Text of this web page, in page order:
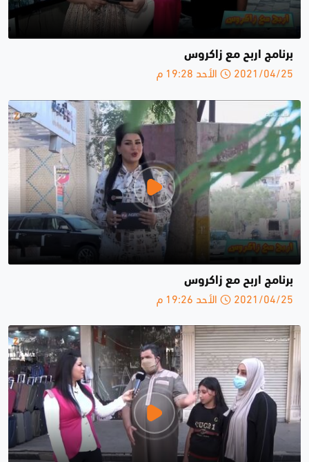
برنامج اربح مع زاكروس
2021/04/25 الأحد 19:28 م
برنامج اربح مع زاكروس
2021/04/25 الأحد 19:26 م